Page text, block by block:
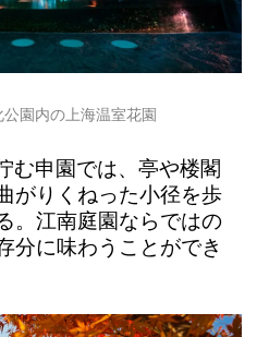
園内の上海温室花園
む申園では、亭や楼閣
がりくねった小径を歩
。江南庭園ならではの
分に味わうことができ